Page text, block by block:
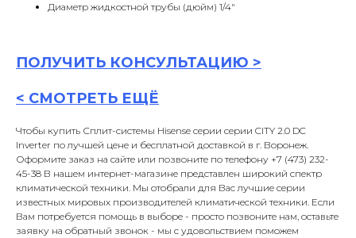
Диаметр жидкостной трубы (дюйм) 1/4"
ПОЛУЧИТЬ КОНСУЛЬТАЦИЮ >
< СМОТРЕТЬ ЕЩЁ
Чтобы купить Сплит-системы Hisense серии серии CITY 2.0 DC
Inverter по лучшей цене и бесплатной доставкой в г. Воронеж.
Оформите заказ на сайте или позвоните по телефону +7 (473) 232-
45-38 В нашем интернет-магазине представлен широкий спектр
климатической техники. Мы отобрали для Вас лучшие серии
известных мировых производителей климатической техники. Если
Вам потребуется помощь в выборе - просто позвоните нам, оставьте
заявку на обратный звонок - мы с удовольствием поможем